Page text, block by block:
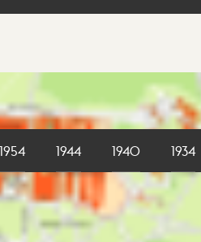
1954 1944 1940 1934